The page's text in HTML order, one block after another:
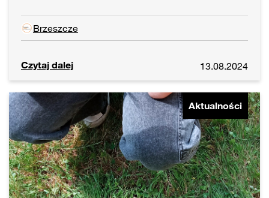
Brzeszcze
Czytaj dalej 13.08.2024
Aktualności